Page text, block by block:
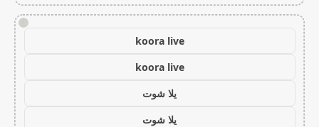
!
koora live
koora live
يلا شوت
يلا شوت